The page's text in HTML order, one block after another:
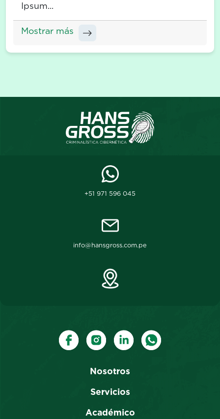
Ipsum...
Mostrar más
+51 971 596 045
info@hansgross.com.pe
Nosotros
Servicios
Académico